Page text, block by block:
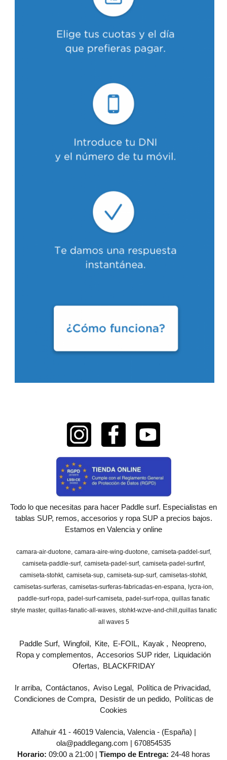
Todo lo que necesitas para hacer Paddle surf. Especialistas en
tablas SUP, remos, accesorios y ropa SUP a precios bajos.
Estamos en Valencia y online
camara-air-duotone camara-aire-wing-duotone camiseta-paddel-surf
camiseta-paddle-surf camiseta-padel-surf camiseta-padel-surfinf
camiseta-stohkt camiseta-sup camiseta-sup-surf camisetas-stohkt
camisetas-surferas camisetas-surferas-fabricadas-en-espana
lycra-ion
paddle-surf-ropa padel-surf-camiseta padel-surf-ropa quillas fanatic
stryle master quillas-fanatic-all-waves stohkt-wzve-and-chill
​quillas fanatic
all waves 5
Paddle Surf Wingfoil Kite E-FOIL Kayak
Neopreno
Ropa y complementos
Accesorios SUP rider
Liquidación
Ofertas
BLACKFRIDAY
Ir arriba Contáctanos Aviso Legal
Política de Privacidad
Condiciones de Compra
Desistir de un pedido
Políticas de
Cookies
Alfahuir 41 - 46019 Valencia, Valencia - (España) |
ola@paddlegang.com | 670854535
Horario: 09:00 a 21:00 | Tiempo de Entrega: 24-48 horas